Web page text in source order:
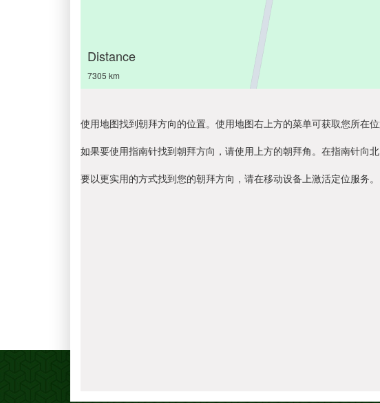
Distance
7305 km
使用地图找到朝拜方向的位置。使用地图右上方的菜单可获取您所在位
如果要使用指南针找到朝拜方向，请使用上方的朝拜角。在指南针向
要以更实用的方式找到您的朝拜方向，请在移动设备上激活定位服务。